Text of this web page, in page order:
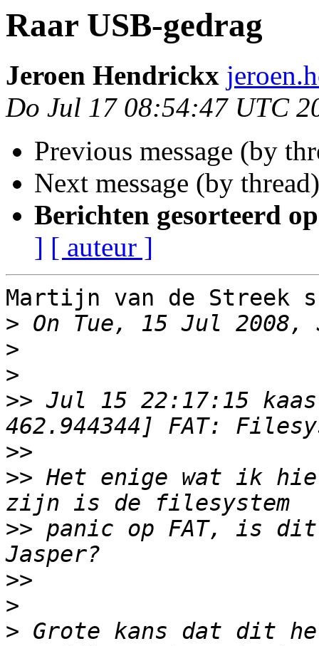
Raar USB-gedrag
Jeroen Hendrickx
Do Jul 17 08:54:47 UTC
Previous message (by
Next message (by
Berichten gesorteerd
] [ auteur ]
Martijn van de Streek
>
>
>
>> Jul 15 22:17:15
>>
>> Het enige wat ik
>> panic op FAT, is
>>
>
> Grote kans dat dit